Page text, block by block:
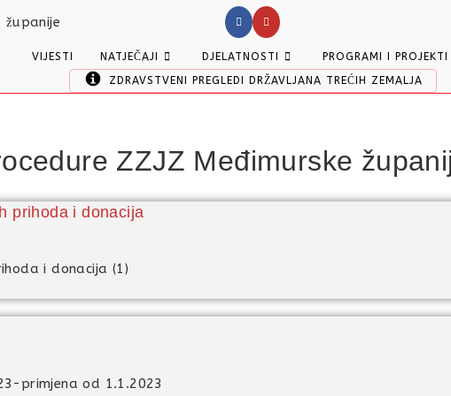
VIJESTI NATJEČAJI DJELATNOSTI PROGRAMI I PROJEKTI
ZDRAVSTVENI PREGLEDI DRŽAVLJANA TREĆIH ZEMALJA
ZZJZ Međimurske
prihoda i donacija
i donacija (1)
primjena od 1.1.2023